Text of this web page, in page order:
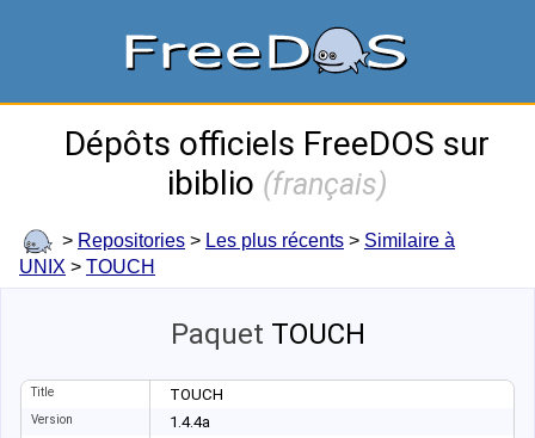
Dépôts officiels FreeDOS sur
ibiblio (français)
> Repositories > Les plus récents > Similaire à
UNIX > TOUCH
Paquet TOUCH
Title TOUCH
Version 1.4.4a